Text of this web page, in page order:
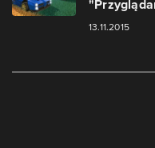
13.11.2015